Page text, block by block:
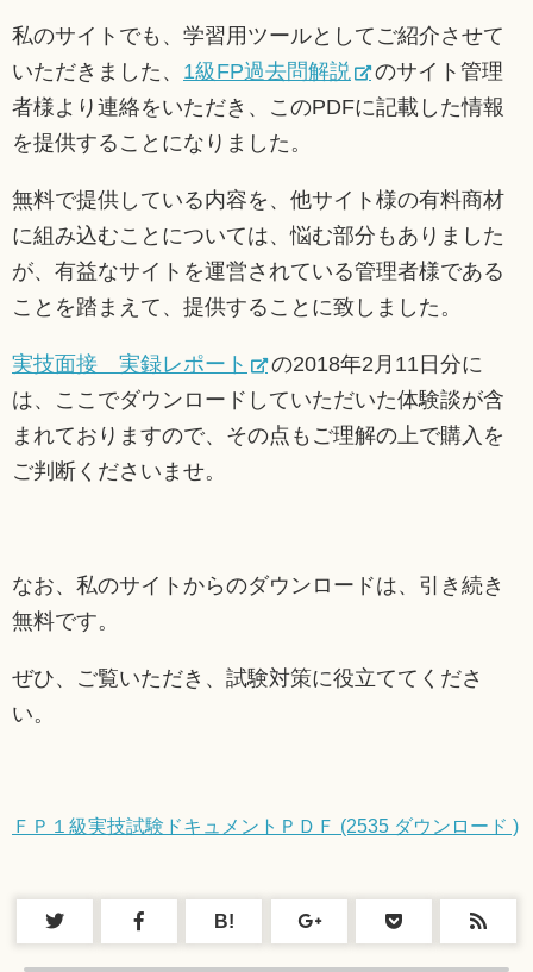
私のサイトでも、学習用ツールとしてご紹介させて
いただきました、 1級FP過去問解説
のサイト管理
者様より連絡をいただき、このPDFに記載した情報
を提供することになりました。
無料で提供している内容を、他サイト様の有料商材
に組み込むことについては、悩む部分もありました
が、有益なサイトを運営されている管理者様である
ことを踏まえて、提供することに致しました。
実技面接 実録レポート
の2018年2月11日分に
は、ここでダウンロードしていただいた体験談が含
まれておりますので、その点もご理解の上で購入を
ご判断くださいませ。
なお、私のサイトからのダウンロードは、引き続き
無料です。
ぜひ、ご覧いただき、試験対策に役立ててくださ
い。
ＦＰ１級実技試験ドキュメントＰＤＦ (2535 ダウンロード )
B!